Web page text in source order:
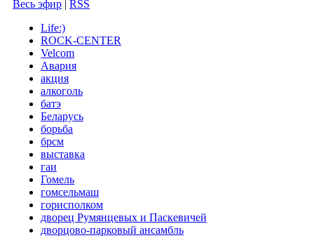
Весь эфир
RSS
Life:)
ROCK-CENTER
Velcom
Авария
акция
алкоголь
батэ
Беларусь
борьба
брсм
выставка
гаи
Гомель
гомсельмаш
горисполком
дворец Румянцевых и Паскевичей
дворцово-парковый ансамбль